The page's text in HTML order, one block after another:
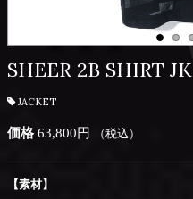
SHEER 2B SHIRT JK
JACKET
価格 63,800円 （税込）
【素材】